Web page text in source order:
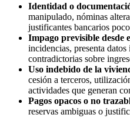
Identidad o
manipulado, nóminas
justificantes bancarios
Impago previsible desde
incidencias, presenta
contradictorias sobre
Uso indebido de la
cesión a terceros,
actividades que generan
Pagos opacos o no
reservas ambiguas o